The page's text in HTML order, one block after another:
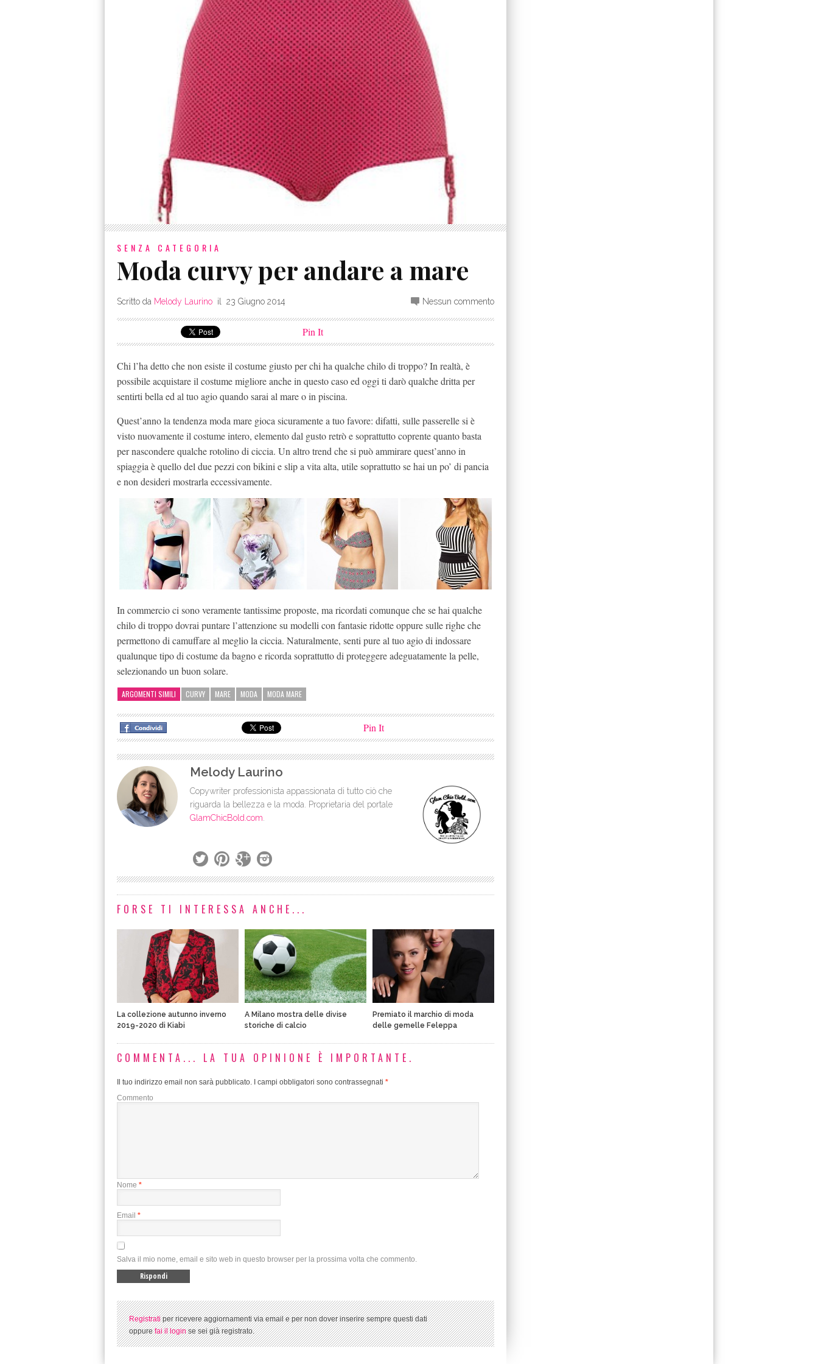
SENZA CATEGORIA
Moda curvy per andare a mare
Scritto da Melody Laurino il 23 Giugno 2014 Nessun commento
Pin It
Chi l’ha detto che non esiste il costume giusto per chi ha qualche chilo di troppo? In realtà, è
possibile acquistare il costume migliore anche in questo caso ed oggi ti darò qualche dritta per
sentirti bella ed al tuo agio quando sarai al mare o in piscina.
Quest’anno la tendenza moda mare gioca sicuramente a tuo favore: difatti, sulle passerelle si è
visto nuovamente il costume intero, elemento dal gusto retrò e soprattutto coprente quanto basta
per nascondere qualche rotolino di ciccia. Un altro trend che si può ammirare quest’anno in
spiaggia è quello del due pezzi con bikini e slip a vita alta, utile soprattutto se hai un po’ di pancia
e non desideri mostrarla eccessivamente.
In commercio ci sono veramente tantissime proposte, ma ricordati comunque che se hai qualche
chilo di troppo dovrai puntare l’attenzione su modelli con fantasie ridotte oppure sulle righe che
permettono di camuffare al meglio la ciccia. Naturalmente, senti pure al tuo agio di indossare
qualunque tipo di costume da bagno e ricorda soprattutto di proteggere adeguatamente la pelle,
selezionando un buon solare.
ARGOMENTI SIMILI CURVY MARE MODA MODA MARE
Pin It
Melody Laurino
Copywriter professionista appassionata di tutto ciò che
riguarda la bellezza e la moda. Proprietaria del portale
GlamChicBold.com
FORSE TI INTERESSA ANCHE...
La collezione autunno inverno
2019-2020 di Kiabi
A Milano mostra delle divise
storiche di calcio
Premiato il marchio di moda
delle gemelle Feleppa
COMMENTA... LA TUA OPINIONE È IMPORTANTE.
Il tuo indirizzo email non sarà pubblicato. I campi obbligatori sono contrassegnati *
Commento
Nome *
Email *
Salva il mio nome, email e sito web in questo browser per la prossima volta che commento.
Registratiper ricevere aggiornamenti via email e per non dover inserire sempre questi dati
oppurefai il loginse sei già registrato.